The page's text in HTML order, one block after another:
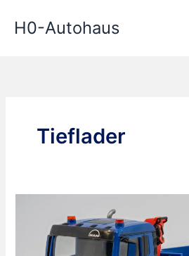
InhaltH0-Autohaus
Tieflader